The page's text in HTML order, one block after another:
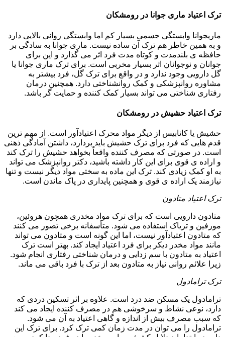
ترک اعتیاد ماری جوانا در رومشکان
ماریجوانا وابستگی جسمی بسیار کم اما وابستگی روانی بالایی دارد
و به همین خاطر هم ترک آن ساده نیست. ماری جوانا به سادگی بر
حافظه ی بلندمدت و کوتاه مدت فرد اثر می گذارد و این برای
جوانان و نوجوانان اثر بسیار مخربی است. برای ترک ماری جوانا یا
گل دارویی وجود ندارد و در واقع برای ترک گل، فرد بیشتر به
مشاوره روانپزشکی و کمک روانشناختی دارد. همچنین درمان
رفتاری شناختی می تواند بسیار کمک کننده و حمایت گر باشد.
ترک اعتیاد حشیش در رومشکان
حشیش یا کانابیس از دیگر مواد محرک اعتیادآور است. از مهم ترین
قدم هایی که فرد برای ترک حشیش باید بردارد، داشتن آمادگی ذهنی
است. در صورتی که مصرف کننده واقعاً بخواهد حشیش را ترک کند
و اراده ی قوی برای این کار داشته باشید، دکتر روانپزشک می تواند
به او کمک زیادی کند. ترک این ماده به سختی مواد دیگر نیست و تنها
نیازمند یک اراده ی قوی و همچنین پایداری در پاک ماندن است.
ترک اعتیاد متادون
متادون دارویی است که برای ترک مواد مخدری همچون هروئین،
مورفین و تریاک استفاده می شود. متأسفانه برخی تصور می کنند
که متادون اعتیادآور نیست، اما این گونه است و متادون می تواند
مانند مواد مخدر دیکر برای فرد اعتیاد ایجاد کند. بهتر است ترک
اعتیاد به متادون با سم زدایی و درمان شناختی رفتاری انجام شود.
زیرا علائم روانی نیاز به متادون بعد از ترک با فرد باقی می ماند.
ترک ترامادول
ترامادول یک مسکن ضد درد است. علاوه بر اثر تسکین دردی که
دارد، نوعی نشاط و سرخوشی هم در مصرف کننده ایجاد می کند
که سبب مصرف بیش از اندازه و گاهی اعتیاد به آن می شود.
ترامادول را می توان در مدت زمان کمی ترک کرد. برای ترک این